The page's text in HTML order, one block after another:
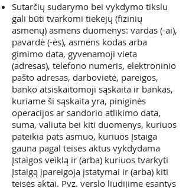
Sutarčių sudarymo bei vykdymo tikslu
gali būti tvarkomi tiekėjų (fizinių
asmenų) asmens duomenys: vardas (-ai),
pavardė (-ės), asmens kodas arba
gimimo data, gyvenamoji vieta
(adresas), telefono numeris, elektroninio
pašto adresas, darbovietė, pareigos,
banko atsiskaitomoji sąskaita ir bankas,
kuriame ši sąskaita yra, piniginės
operacijos ar sandorio atlikimo data,
suma, valiuta bei kiti duomenys, kuriuos
pateikia pats asmuo, kuriuos Įstaiga
gauna pagal teisės aktus vykdydama
Įstaigos veiklą ir (arba) kuriuos tvarkyti
Įstaigą įpareigoja įstatymai ir (arba) kiti
teisės aktai. Pvz. verslo liudijime esantys